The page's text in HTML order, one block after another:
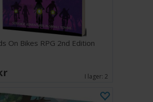
On Bikes RPG 2nd Edition
I lager:2